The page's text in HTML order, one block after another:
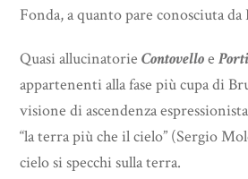
Fonda, a quanto pare conosciuta da
Quasi allucinatorie Contovelloe
appartenenti alla fase più cupa di
visione di ascendenza
“la terra più che il cielo” (Sergio
cielo si specchi sulla terra.